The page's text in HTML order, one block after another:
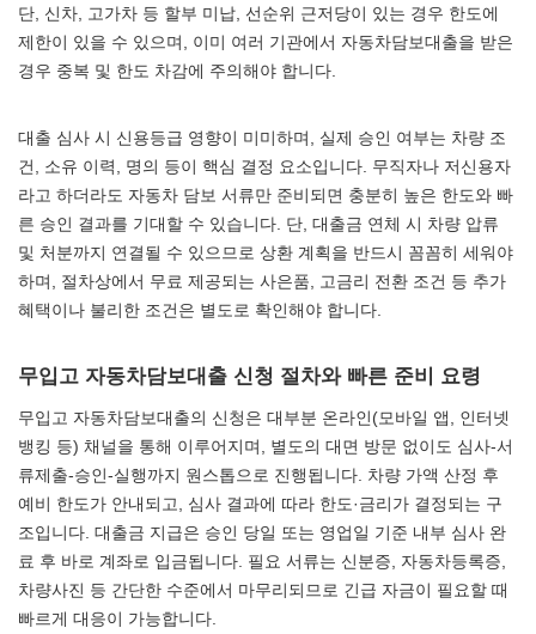
단, 신차, 고가차 등 할부 미납, 선순위 근저당이 있는 경우 한도에
제한이 있을 수 있으며, 이미 여러 기관에서 자동차담보대출을 받은
경우 중복 및 한도 차감에 주의해야 합니다.
대출 심사 시 신용등급 영향이 미미하며, 실제 승인 여부는 차량 조
건, 소유 이력, 명의 등이 핵심 결정 요소입니다. 무직자나 저신용자
라고 하더라도 자동차 담보 서류만 준비되면 충분히 높은 한도와 빠
른 승인 결과를 기대할 수 있습니다. 단, 대출금 연체 시 차량 압류
및 처분까지 연결될 수 있으므로 상환 계획을 반드시 꼼꼼히 세워야
하며, 절차상에서 무료 제공되는 사은품, 고금리 전환 조건 등 추가
혜택이나 불리한 조건은 별도로 확인해야 합니다.
무입고 자동차담보대출 신청 절차와 빠른 준비 요령
무입고 자동차담보대출의 신청은 대부분 온라인(모바일 앱, 인터넷
뱅킹 등) 채널을 통해 이루어지며, 별도의 대면 방문 없이도 심사-서
류제출-승인-실행까지 원스톱으로 진행됩니다. 차량 가액 산정 후
예비 한도가 안내되고, 심사 결과에 따라 한도·금리가 결정되는 구
조입니다. 대출금 지급은 승인 당일 또는 영업일 기준 내부 심사 완
료 후 바로 계좌로 입금됩니다. 필요 서류는 신분증, 자동차등록증,
차량사진 등 간단한 수준에서 마무리되므로 긴급 자금이 필요할 때
빠르게 대응이 가능합니다.